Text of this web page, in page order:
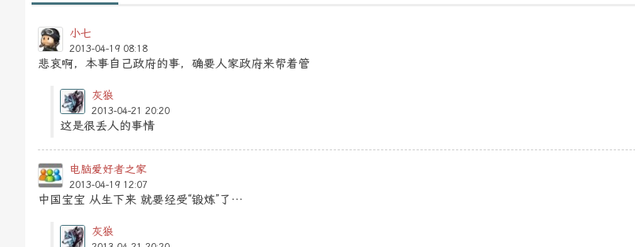
小七
2013-04-19 08:18
悲哀啊，本事自己政府的事，确要人家政府来帮着管
灰狼
2013-04-21 20:20
这是很丢人的事情
电脑爱好者之家
2013-04-19 12:07
中国宝宝 从生下来 就要经受“锻炼”了…
灰狼